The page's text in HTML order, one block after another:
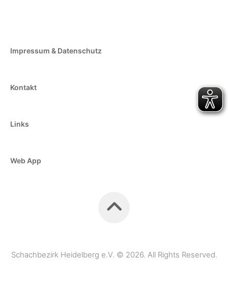
Impressum & Datenschutz
Kontakt
Links
Web App
Schachbezirk Heidelberg e.V. © 2026. All Rights Reserved.